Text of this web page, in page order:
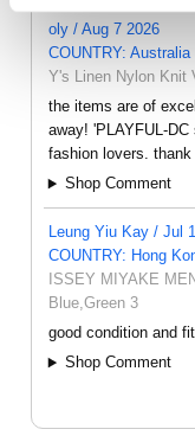
oly / Aug 7 2026
COUNTRY: Australia
Y's Linen Nylon Knit
the items are of
away! 'PLAYFUL-
fashion lovers.
Shop Comment
Leung Yiu Kay / Jul
COUNTRY: Hong
ISSEY MIYAKE
Blue,Green 3
good condition and fit
Shop Comment